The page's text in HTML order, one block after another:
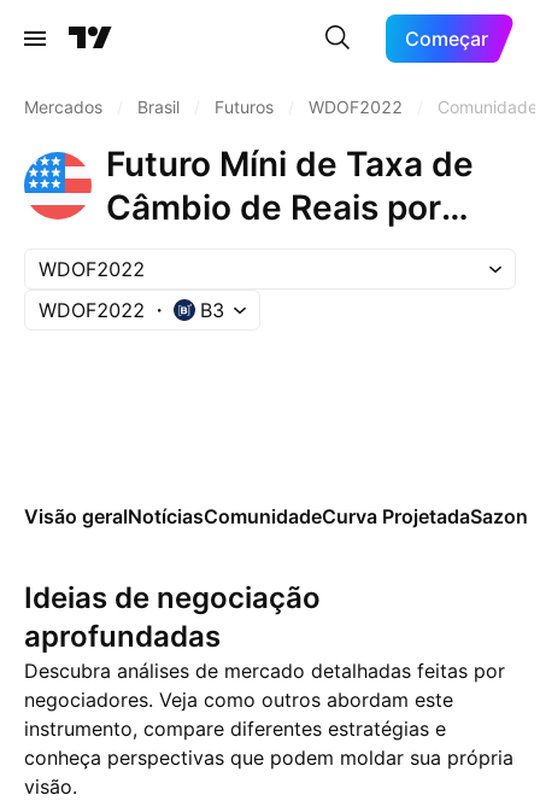
Começar
Mercados Brasil Futuros WDOF2022 Comunidade
Futuro Míni de Taxa de
Câmbio de Reais por
Dólar Comercial (Jan
2022)
WDOF2022
WDOF2022
B3
Visão geralNotíciasComunidadeCurva Projetada
Ideias de negociação
aprofundadas
Descubra análises de mercado detalhadas feitas por
negociadores. Veja como outros abordam este
instrumento, compare diferentes estratégias e
conheça perspectivas que podem moldar sua própria
visão.